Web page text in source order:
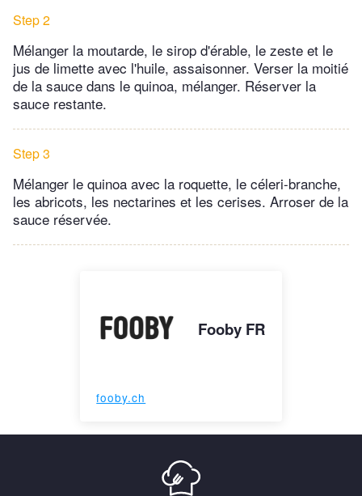
Step 2
Mélanger la moutarde, le sirop d'érable, le zeste et le
jus de limette avec l'huile, assaisonner. Verser la moitié
de la sauce dans le quinoa, mélanger. Réserver la
sauce restante.
Step 3
Mélanger le quinoa avec la roquette, le céleri-branche,
les abricots, les nectarines et les cerises. Arroser de la
sauce réservée.
Fooby FR
fooby.ch